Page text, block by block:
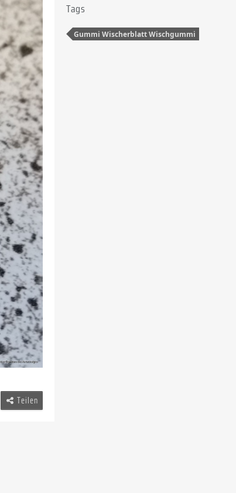
Teilen
Tags
Gummi Wischerblatt Wischgummi